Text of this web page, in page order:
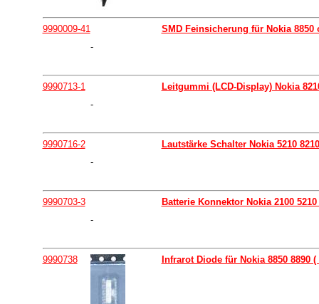
9990009-41
-
SMD Feinsicherung für Nokia
9990713-1
-
Leitgummi (LCD-Display) Nokia
9990716-2
-
Lautstärke Schalter Nokia 5210
9990703-3
-
Batterie Konnektor Nokia 2100
9990738 Infrarot Diode für Nokia 8850 8890 (